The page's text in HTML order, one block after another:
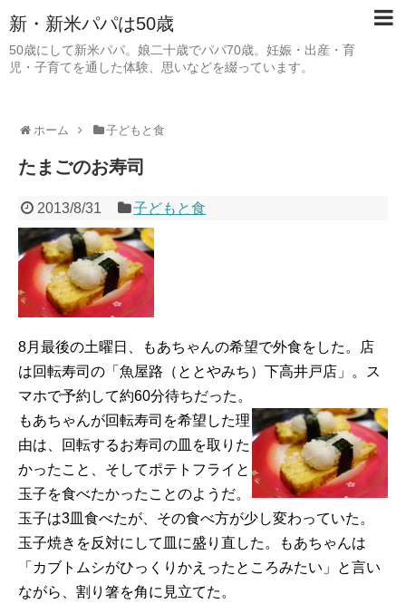
新・新米パパは50歳
50歳にして新米パパ。娘二十歳でパパ70歳。妊娠・出産・育
児・子育てを通した体験、思いなどを綴っています。
ホーム 子どもと食
たまごのお寿司
2013/8/31 子どもと食
8月最後の土曜日、もあちゃんの希望で外食をした。店
は回転寿司の「魚屋路（ととやみち）下高井戸店」。ス
マホで予約して約60分待ちだった。
もあちゃんが回転寿司を希望した理
由は、回転するお寿司の皿を取りた
かったこと、そしてポテトフライと
玉子を食べたかったことのようだ。
玉子は3皿食べたが、その食べ方が少し変わっていた。
玉子焼きを反対にして皿に盛り直した。もあちゃんは
「カブトムシがひっくりかえったところみたい」と言い
ながら、割り箸を角に見立てた。